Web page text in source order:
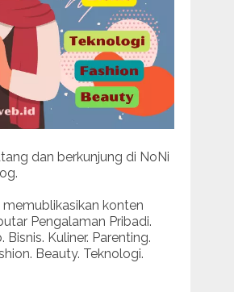
dan berkunjung di NoNi
memublikasikan konten
Pengalaman Pribadi.
Bisnis. Kuliner. Parenting.
Beauty. Teknologi.